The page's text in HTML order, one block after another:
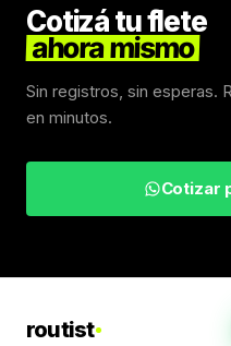
Cotizá tu flete
ahora mismo
Sin registros, sin esperas.
en minutos.
Cotizar
routist